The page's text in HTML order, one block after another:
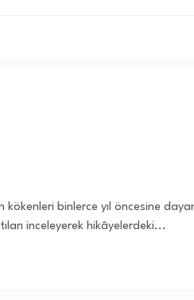
binlerce yıl öncesine
inceleyerek hikâyelerdeki...